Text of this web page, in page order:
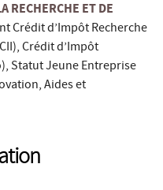
RECHERCHE ET DE
Crédit d’Impôt Recherche
Crédit d’Impôt
Statut Jeune Entreprise
Aides et